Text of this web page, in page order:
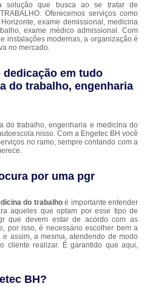
solução que busca ao se tratar de
Oferecemos serviços como
exame demissional, medicina
exame médico admissional. Com
instalações modernas, a organização é
no mercado.
dedicação em tudo
do trabalho, engenharia
do trabalho, engenharia e medicina do
nisso. Com a Engetec BH você
no ramo, sempre contando com a
por uma pgr
do trabalhoé importante entender
aqueles que optam por esse tipo de
que devem estar de acordo com as
por isso, é necessário escolher bem a
assim, a mesma, atendendo de modo
cliente realizar. É garantido que aqui,
BH?